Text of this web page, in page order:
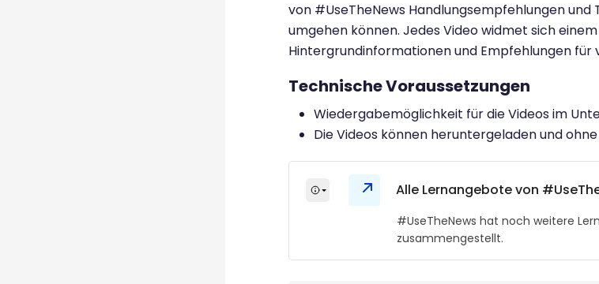
von #UseTheNews Handlungsempfehlungen
umgehen können. Jedes Video widmet sich
Hintergrundinformationen und Empfehlungen
Technische Voraussetzungen
Wiedergabemöglichkeit für die Videos im
Die Videos können heruntergeladen und
Alle Lernangebote von
#UseTheNews hat noch weitere
zusammengestellt.